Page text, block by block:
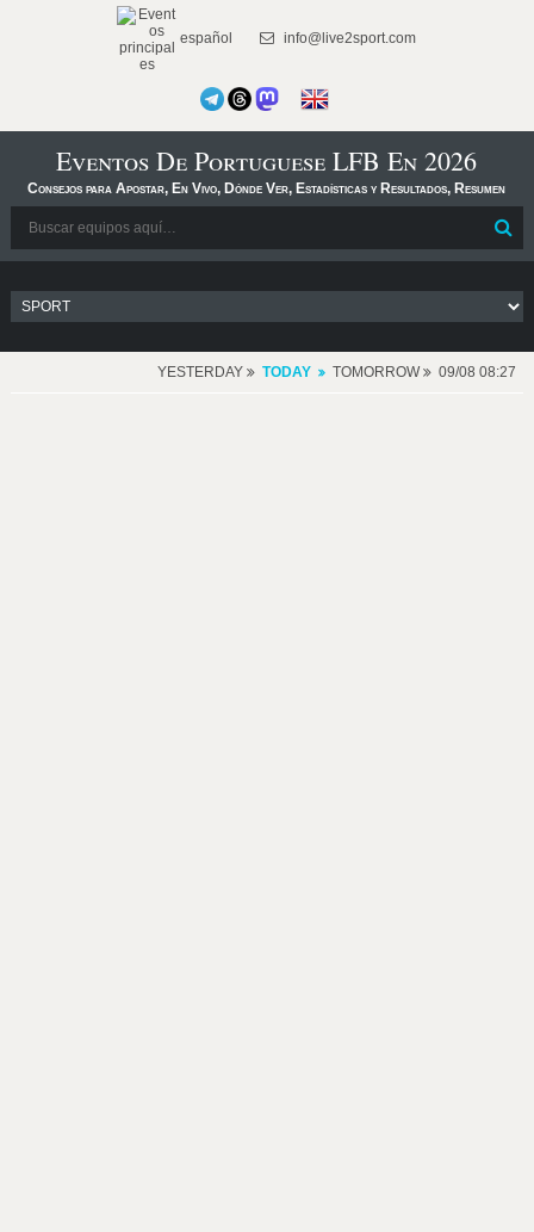
español info@live2sport.com
Eventos De Portuguese LFB En 2026
Consejos para Apostar, En Vivo, Dónde Ver, Estadísticas y Resultados, Resumen
YESTERDAY TODAY TOMORROW 09/08 08:27